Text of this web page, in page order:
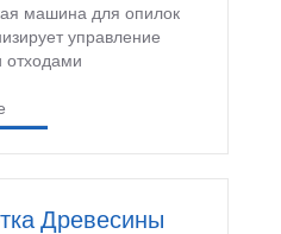
машина для опилок
управление
Древесины